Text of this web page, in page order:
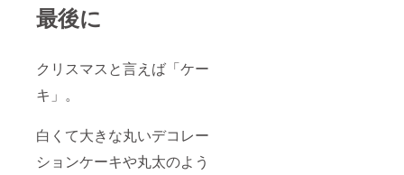
最後に
クリスマスと言えば「ケー
キ」。
白くて大きな丸いデコレー
ションケーキや丸太のよう